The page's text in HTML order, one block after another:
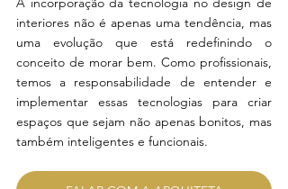
interiores não é apenas uma tendência, mas
uma evolução que está redefinindo o
conceito de morar bem. Como profissionais,
temos a responsabilidade de entender e
implementar essas tecnologias para criar
espaços que sejam não apenas bonitos, mas
também inteligentes e funcionais.